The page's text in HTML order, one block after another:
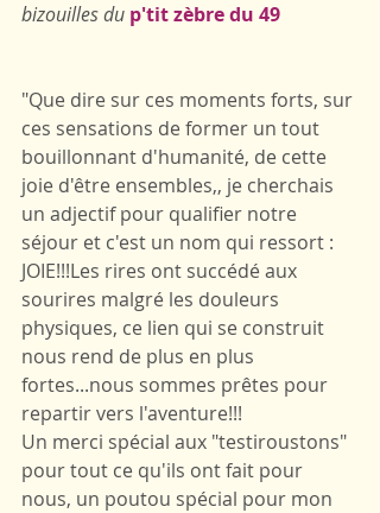
bizouilles du p'tit zèbre du 49
"Que dire sur ces moments forts, sur
ces sensations de former un tout
bouillonnant d'humanité, de cette
joie d'être ensembles,, je cherchais
un adjectif pour qualifier notre
séjour et c'est un nom qui ressort :
JOIE!!!Les rires ont succédé aux
sourires malgré les douleurs
physiques, ce lien qui se construit
nous rend de plus en plus
fortes...nous sommes prêtes pour
repartir vers l'aventure!!!
Un merci spécial aux "testiroustons"
pour tout ce qu'ils ont fait pour
nous, un poutou spécial pour mon